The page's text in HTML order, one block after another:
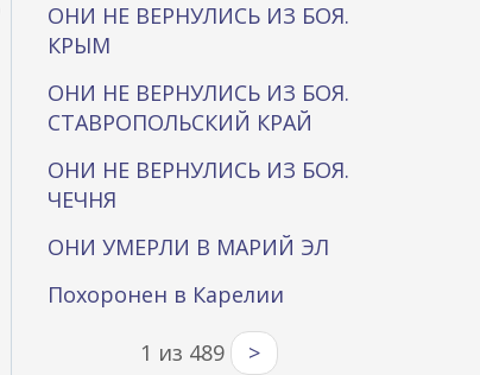
ОНИ НЕ ВЕРНУЛИСЬ ИЗ БОЯ.
КРЫМ
ОНИ НЕ ВЕРНУЛИСЬ ИЗ БОЯ.
СТАВРОПОЛЬСКИЙ КРАЙ
ОНИ НЕ ВЕРНУЛИСЬ ИЗ БОЯ.
ЧЕЧНЯ
ОНИ УМЕРЛИ В МАРИЙ ЭЛ
Похоронен в Карелии
1 из 489 >